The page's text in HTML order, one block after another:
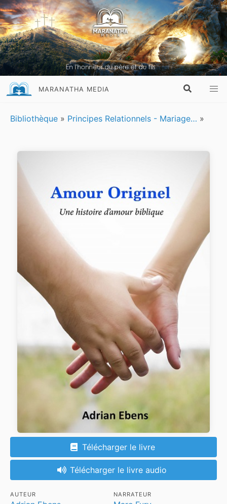
MARANATHA MEDIA
Bibliothèque » Principes Relationnels - Mariage… »
Télécharger le livre
Télécharger le livre audio
AUTEUR NARRATEUR